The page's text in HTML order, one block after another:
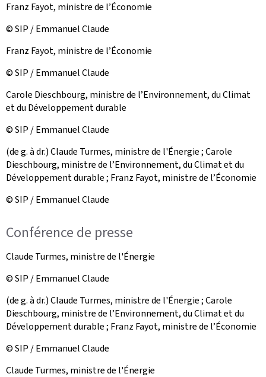
Franz Fayot, ministre de l’Économie
© SIP / Emmanuel Claude
Franz Fayot, ministre de l’Économie
© SIP / Emmanuel Claude
Carole Dieschbourg, ministre de l’Environnement, du Climat
et du Développement durable
© SIP / Emmanuel Claude
(de g. à dr.) Claude Turmes, ministre de l'Énergie ; Carole
Dieschbourg, ministre de l’Environnement, du Climat et du
Développement durable ; Franz Fayot, ministre de l’Économie
© SIP / Emmanuel Claude
Conférence de presse
Claude Turmes, ministre de l'Énergie
© SIP / Emmanuel Claude
(de g. à dr.) Claude Turmes, ministre de l'Énergie ; Carole
Dieschbourg, ministre de l’Environnement, du Climat et du
Développement durable ; Franz Fayot, ministre de l’Économie
© SIP / Emmanuel Claude
Claude Turmes, ministre de l'Énergie